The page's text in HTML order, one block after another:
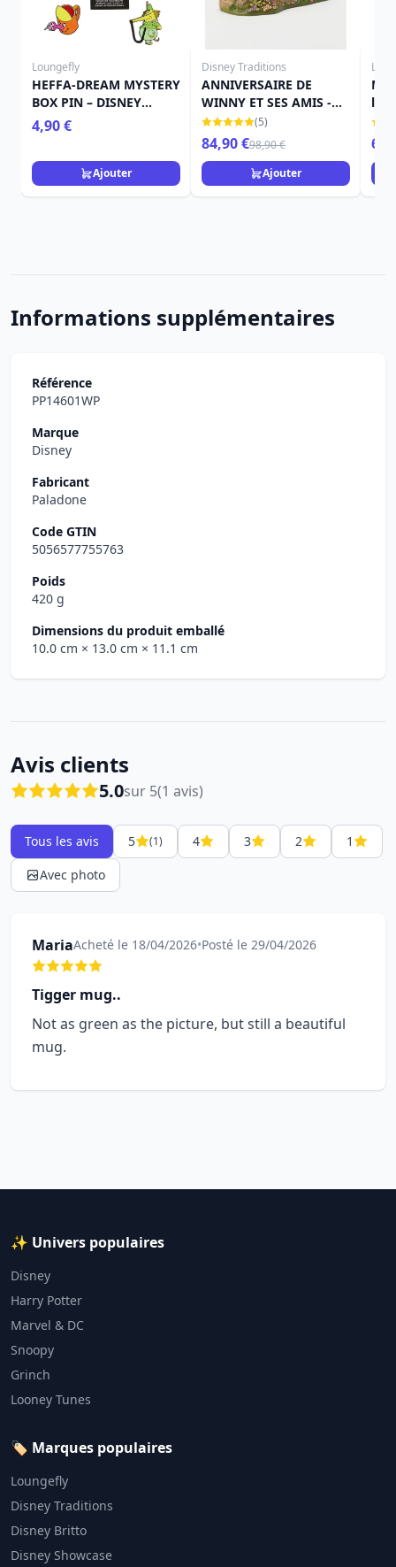
Loungefly
HEFFA-DREAM MYSTERY
BOX PIN – DISNEY
LOUNGEFLY WINNIE
L'OURSON
4,90 €
Ajouter
Disney Traditions
ANNIVERSAIRE DE
WINNY ET SES AMIS -
DISNEY TRADITIONS
(5)
84,90 €98,90 €
Ajouter
-
Informations supplémentaires
Référence
PP14601WP
Marque
Disney
Fabricant
Paladone
Code GTIN
5056577755763
Poids
420 g
Dimensions du produit emballé
10.0 cm × 13.0 cm × 11.1 cm
Avis clients
5.0sur 5(1 avis)
Tous les avis 5 (1) 4 3 2
1
Avec photo
MariaAcheté le 18/04/2026•Posté le 29/04/2026
Tigger mug..
Not as green as the picture, but still a beautiful
mug.
✨ Univers populaires
Disney
Harry Potter
Marvel & DC
Snoopy
Grinch
Looney Tunes
🏷️ Marques populaires
Loungefly
Disney Traditions
Disney Britto
Disney Showcase